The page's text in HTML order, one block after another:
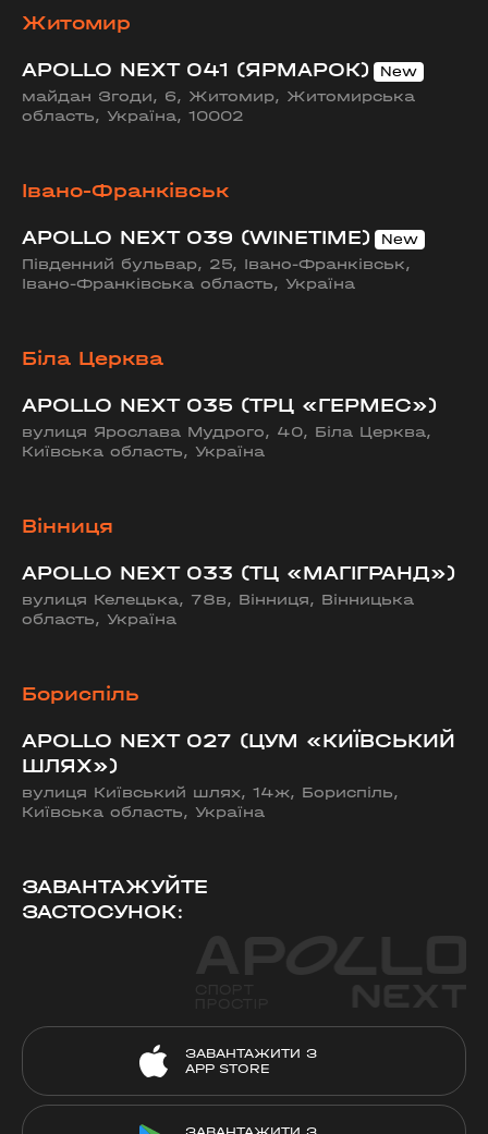
Житомир
APOLLO NEXT 041 (ЯРМАРОК)
майдан Згоди, 6, Житомир, Житомирська
область, Україна, 10002
Івано-Франківськ
APOLLO NEXT 039 (WINETIME)
Південний бульвар, 25, Івано-Франківськ,
Івано-Франківська область, Україна
Біла Церква
APOLLO NEXT 035 (ТРЦ «ГЕРМЕС»)
вулиця Ярослава Мудрого, 40, Біла Церква,
Київська область, Україна
Вінниця
APOLLO NEXT 033 (ТЦ «МАГІГРАНД»)
вулиця Келецька, 78в, Вінниця, Вінницька
область, Україна
Бориспіль
APOLLO NEXT 027 (ЦУМ «КИЇВСЬКИЙ
ШЛЯХ»)
вулиця Київський шлях, 14ж, Бориспіль,
Київська область, Україна
ЗАВАНТАЖУЙТЕ
ЗАСТОСУНОК:
ЗАВАНТАЖИТИ З
APP STORE